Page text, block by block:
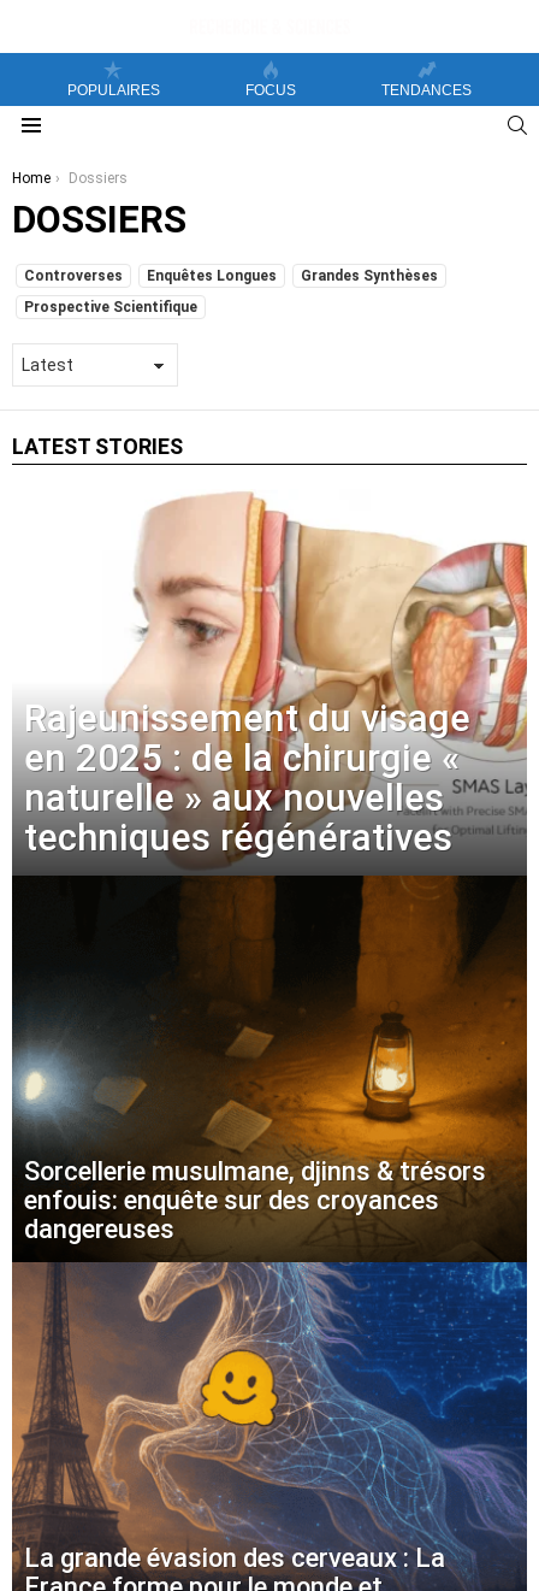
POPULAIRES FOCUS TENDANCES
You are here:
Home Dossiers
DOSSIERS
SUBTERMS
Controverses Enquêtes Longues
Grandes Synthèses
Prospective Scientifique
LATEST STORIES
Rajeunissement du visage
en 2025 : de la chirurgie «
naturelle » aux nouvelles
techniques régénératives
Sorcellerie musulmane, djinns & trésors
enfouis: enquête sur des croyances
dangereuses
La grande évasion des cerveaux : La